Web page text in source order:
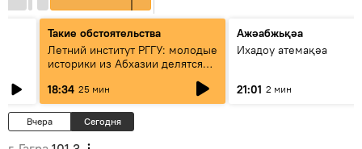
Такие обстоятельства
Летний институт РГГУ: молодые
историки из Абхазии делятся
18:34 25 мин
Ажәабжьқәа
Ихадоу атемақәа
21:01 2 мин
Вчера Сегодня